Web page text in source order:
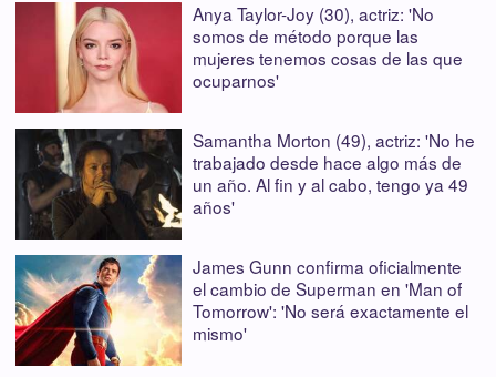
Anya Taylor-Joy (30), actriz: 'No
somos de método porque las
mujeres tenemos cosas de las que
ocuparnos'
Samantha Morton (49), actriz: 'No he
trabajado desde hace algo más de
un año. Al fin y al cabo, tengo ya 49
años'
James Gunn confirma oficialmente
el cambio de Superman en 'Man of
Tomorrow': 'No será exactamente el
mismo'